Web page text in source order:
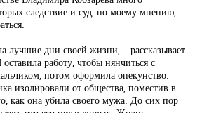
следствие и суд, по моему мнению,
лучшие дни своей жизни, – рассказывает
работу, чтобы нянчиться с
потом оформила опекунство.
изолировали от общества, поместив в
как она убила своего мужа. До сих пор